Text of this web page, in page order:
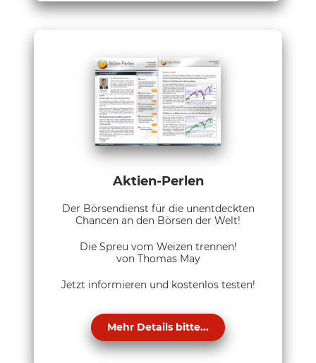
Aktien-Perlen
Der Börsendienst für die unentdeckten
Chancen an den Börsen der Welt!
Die Spreu vom Weizen trennen!
von Thomas May
Jetzt informieren und kostenlos testen!
Mehr Details bitte...